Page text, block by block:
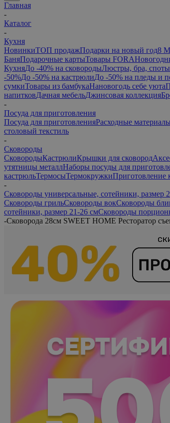
Главная
-
Каталог
-
Кухня
НовинкиТОП продажПодарки на новый год8
БаняПодарочные картыТовары FORA
КухняДо -40% на сковородыЛюстры, бра,
-50%До -50% на кастрюлиДо -50% на пледы и
сумкиТовары из бамбукаНановогодь себе уюта
напитковДачная мебельДжинсовая коллекция
-
Посуда для приготовления
Посуда для приготовленияРасходные
столовый текстиль
-
Сковороды
СковородыКастрюлиКрышки для сковород
утятницы металлНаборы посуды для
кастрюльТермосыТермокружкиПриготовление
-
Сковороды универсальные, сотейники, размер
Сковороды грильСковороды вокСковороды
сотейники, размер 21-26 смСковороды
-Сковорода 28см SWEET HOME Ресторатор